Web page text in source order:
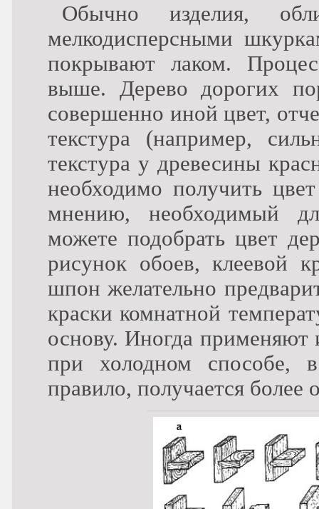
Обычно изделия,
мелкодисперсными
покрывают лаком.
выше. Дерево дорогих
совершенно иной цвет,
текстура (например,
текстура у древесины
необходимо получить
мнению, необходимый
можете подобрать цвет
рисунок обоев, клеевой
шпон желательно
краски комнатной
основу. Иногда применяют
при холодном способе,
правило, получается